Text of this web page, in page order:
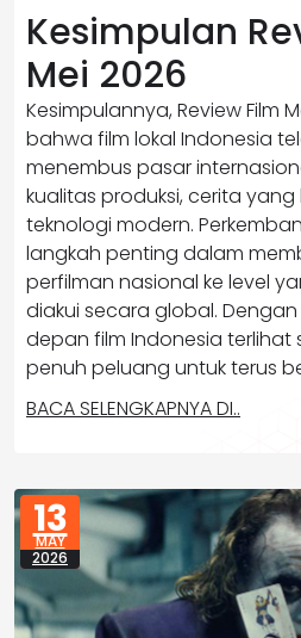
Kesimpulan
Mei 2026
Kesimpulannya, Review Film
bahwa film lokal Indonesia
menembus pasar
kualitas produksi, cerita
teknologi modern.
langkah penting dalam
perfilman nasional ke level
diakui secara global.
depan film Indonesia terlihat
penuh peluang untuk terus
BACA SELENGKAPNYA DI..
13
MAY
2026